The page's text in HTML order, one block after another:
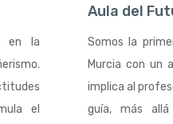
en la
el
Aula del
Somos la
Murcia con un
implica al
guía, más